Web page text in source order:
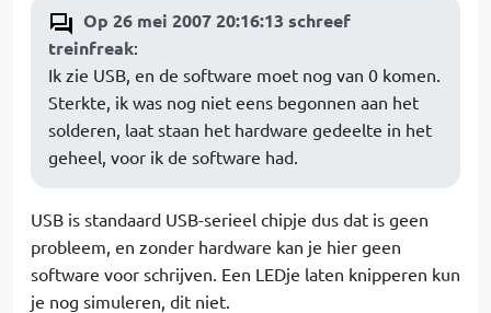
Op 26 mei 2007 20:16:13 schreef
treinfreak:
Ik zie USB, en de software moet nog van 0 komen.
Sterkte, ik was nog niet eens begonnen aan het
solderen, laat staan het hardware gedeelte in het
geheel, voor ik de software had.
USB is standaard USB-serieel chipje dus dat is geen
probleem, en zonder hardware kan je hier geen
software voor schrijven. Een LEDje laten knipperen kun
je nog simuleren, dit niet.